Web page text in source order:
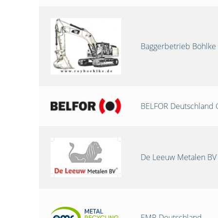
Baggerbetrieb Böhlke
BELFOR Deutschland
De Leeuw Metalen BV